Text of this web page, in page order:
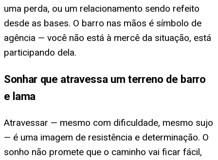
uma perda, ou um relacionamento sendo refeito
desde as bases. O barro nas mãos é símbolo de
agência — você não está à mercê da situação, está
participando dela.
Sonhar que atravessa um terreno de barro
e lama
Atravessar — mesmo com dificuldade, mesmo sujo
— é uma imagem de resistência e determinação. O
sonho não promete que o caminho vai ficar fácil,